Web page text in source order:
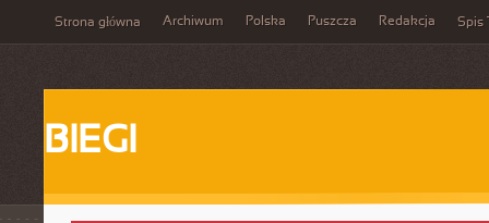
Strona główna Archiwum Polska Puszcza Redakcja Spis
BIEGI